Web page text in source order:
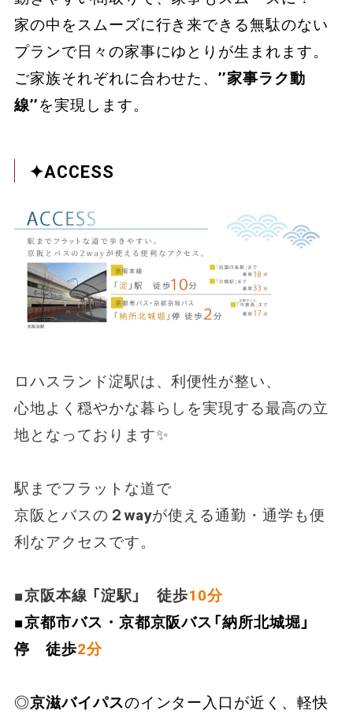
家の中をスムーズに行き来できる無駄のない
プランで日々の家事にゆとりが生まれます。
ご家族それぞれに合わせた、’’家事ラク動
線’’を実現します。
✦ACCESS
ロハスランド淀駅は、利便性が整い、
心地よく穏やかな暮らしを実現する最高の立
地となっております✨
駅までフラットな道で
京阪とバスの２wayが使える通勤・通学も便
利なアクセスです。
■京阪本線 「淀駅」 徒歩10分
■京都市バス・京都京阪バス「納所北城堀」
停 徒歩2分
◎京滋バイパスのインター入口が近く、軽快